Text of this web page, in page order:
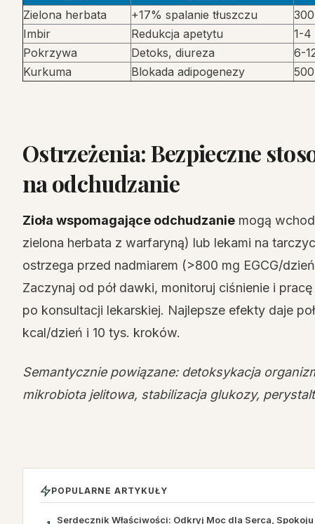
Zielona herbata
+17% spalanie tłuszczu
Imbir
Redukcja apetytu 1-4
Pokrzywa
Detoks, diureza 6-
Kurkuma
Blokada adipogenezy
Ostrzeżenia: Bezpieczne
na odchudzanie
Zioła wspomagające odchudzanie mogą
zielona herbata z warfaryną) lub lekami na
ostrzega przed nadmiarem (>800 mg EGCG/
Zaczynaj od pół dawki, monitoruj ciśnienie i
po konsultacji lekarskiej. Najlepsze efekty daje
kcal/dzień i 10 tys. kroków.
Semantycznie powiązane: detoksykacja
mikrobiota jelitowa, stabilizacja glukozy,
POPULARNE ARTYKUŁY
Serdecznik Właściwości: Odkryj Moc dla Serca,